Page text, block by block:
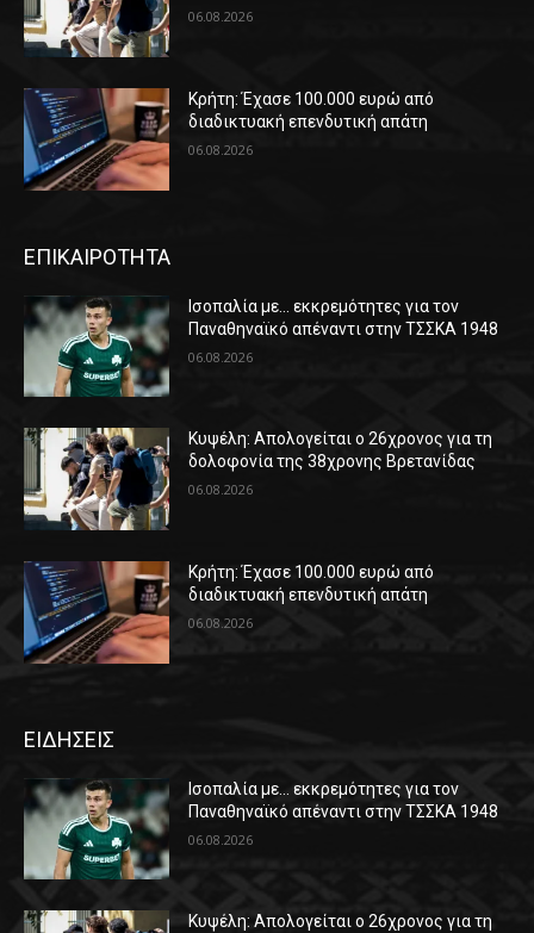
06.08.2026
Κρήτη: Έχασε 100.000 ευρώ από
διαδικτυακή επενδυτική απάτη
06.08.2026
ΕΠΙΚΑΙΡΟΤΗΤΑ
Ισοπαλία με… εκκρεμότητες για τον
Παναθηναϊκό απέναντι στην ΤΣΣΚΑ 1948
06.08.2026
Κυψέλη: Απολογείται ο 26χρονος για τη
δολοφονία της 38χρονης Βρετανίδας
06.08.2026
Κρήτη: Έχασε 100.000 ευρώ από
διαδικτυακή επενδυτική απάτη
06.08.2026
ΕΙΔΗΣΕΙΣ
Ισοπαλία με… εκκρεμότητες για τον
Παναθηναϊκό απέναντι στην ΤΣΣΚΑ 1948
06.08.2026
Κυψέλη: Απολογείται ο 26χρονος για τη